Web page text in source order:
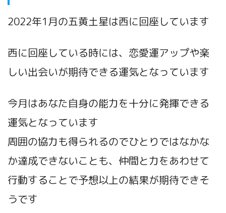
2022年1月の五黄土星は西に回座しています
西に回座している時には、恋愛運アップや楽
しい出会いが期待できる運気となっています
今月はあなた自身の能力を十分に発揮できる
運気となっています
周囲の協力も得られるのでひとりではなかな
か達成できないことも、仲間と力をあわせて
行動することで予想以上の結果が期待できそ
うです